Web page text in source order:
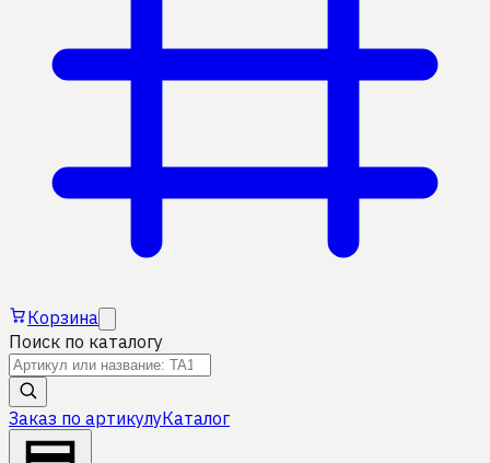
Корзина
Поиск по каталогу
Заказ по артикулуКаталог